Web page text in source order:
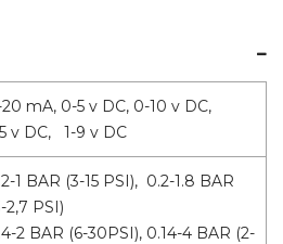
mA, 0-5 v DC, 0-10 v DC,
v DC, 1-9 v DC
1 BAR (3-15 PSI), 0.2-1.8 BAR
2,7 PSI)
2 BAR (6-30PSI), 0.14-4 BAR (2-